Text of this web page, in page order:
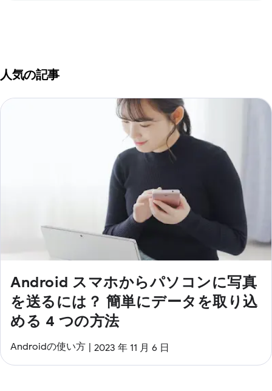
人気の記事
Android スマホからパソコンに写真
を送るには？ 簡単にデータを取り込
める 4 つの方法
Androidの使い方 2023 年 11 月 6 日